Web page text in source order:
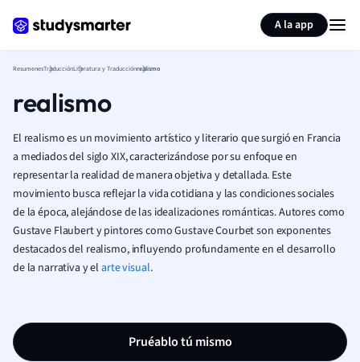
A la app
ResumenesTraducciónLiteratura y Traducciónrealismo
realismo
El realismo es un movimiento artístico y literario que surgió en Francia
a mediados del siglo XIX, caracterizándose por su enfoque en
representar la realidad de manera objetiva y detallada. Este
movimiento busca reflejar la vida cotidiana y las condiciones sociales
de la época, alejándose de las idealizaciones románticas. Autores como
Gustave Flaubert y pintores como Gustave Courbet son exponentes
destacados del realismo, influyendo profundamente en el desarrollo
de la narrativa y elarte visual.
Pruéablo tú mismo
Resumir página